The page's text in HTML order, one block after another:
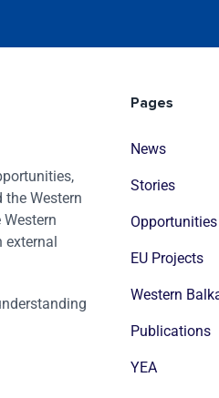
the Western
Pages
News
Stories
Opportunities
EU Projects
Western
Publications
YEA